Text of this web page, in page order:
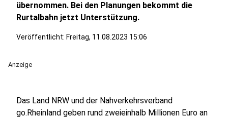
übernommen. Bei den Planungen bekommt die
Rurtalbahn jetzt Unterstützung.
Veröffentlicht: Freitag, 11.08.2023 15:06
Anzeige
Das Land NRW und der Nahverkehrsverband
go.Rheinland geben rund zweieinhalb Millionen Euro an